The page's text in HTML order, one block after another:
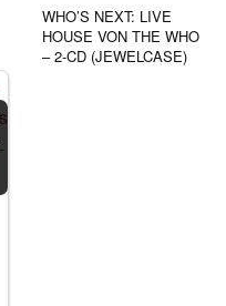
WHO’S NEXT: LIVE
HOUSE VON THE WHO
– 2-CD (JEWELCASE)